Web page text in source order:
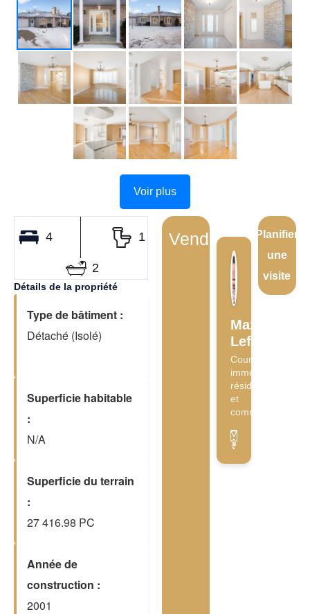
Voir plus
4 1
2
Détails de la propriété
Type de bâtiment :
Détaché (Isolé)
Superficie habitable
:
N/A
Superficie du terrain
:
27 416.98 PC
Année de
construction :
2001
Vendu
Maxime
Lefebvre
Courtier
immobilier
résidentiel
et
commercial
Planifier
une
visite